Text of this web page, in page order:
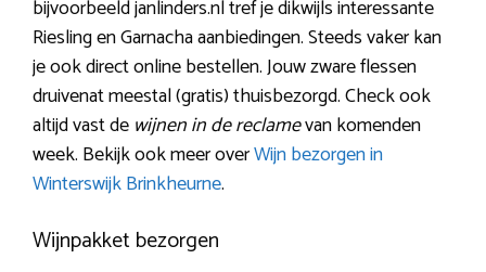
bijvoorbeeld janlinders.nl tref je dikwijls interessante
Riesling en Garnacha aanbiedingen. Steeds vaker kan
je ook direct online bestellen. Jouw zware flessen
druivenat meestal (gratis) thuisbezorgd. Check ook
altijd vast de wijnen in de reclamevan komenden
week. Bekijk ook meer overWijn bezorgen in
Winterswijk Brinkheurne.
Wijnpakket bezorgen